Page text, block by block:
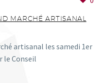
MARCHÉ ARTISANAL
artisanal les samedi 1er
le Conseil